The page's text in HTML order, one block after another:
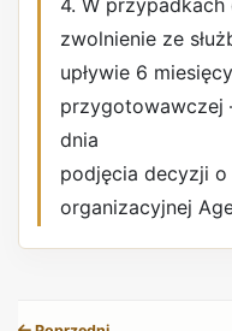
4. W
zwolnienie ze
upływie 6
przygotowawczej
dnia
podjęcia decyzji
organizacyjnej